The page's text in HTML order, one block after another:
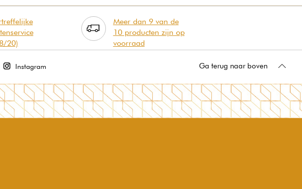
20)
Meer dan 9 van de
10 producten zijn op
voorraad
Instagram Ga terug naar boven